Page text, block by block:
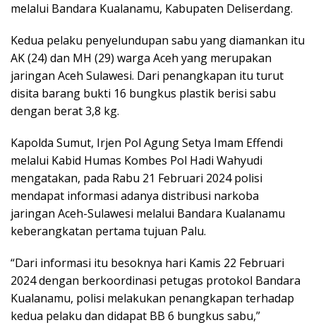
melalui Bandara Kualanamu, Kabupaten Deliserdang.
Kedua pelaku penyelundupan sabu yang diamankan itu
AK (24) dan MH (29) warga Aceh yang merupakan
jaringan Aceh Sulawesi. Dari penangkapan itu turut
disita barang bukti 16 bungkus plastik berisi sabu
dengan berat 3,8 kg.
Kapolda Sumut, Irjen Pol Agung Setya Imam Effendi
melalui Kabid Humas Kombes Pol Hadi Wahyudi
mengatakan, pada Rabu 21 Februari 2024 polisi
mendapat informasi adanya distribusi narkoba
jaringan Aceh-Sulawesi melalui Bandara Kualanamu
keberangkatan pertama tujuan Palu.
“Dari informasi itu besoknya hari Kamis 22 Februari
2024 dengan berkoordinasi petugas protokol Bandara
Kualanamu, polisi melakukan penangkapan terhadap
kedua pelaku dan didapat BB 6 bungkus sabu,”